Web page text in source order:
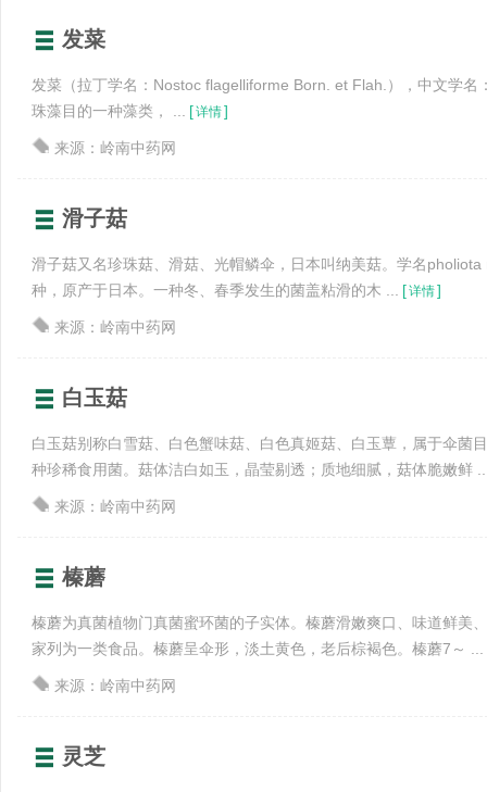
发菜
发菜（拉丁学名：Nostoc flagelliforme Born. et Flah.），中文学名
珠藻目的一种藻类， ... [详情]
来源：岭南中药网
滑子菇
滑子菇又名珍珠菇、滑菇、光帽鳞伞，日本叫纳美菇。学名
种，原产于日本。一种冬、春季发生的菌盖粘滑的木 ... [详情]
来源：岭南中药网
白玉菇
白玉菇别称白雪菇、白色蟹味菇、白色真姬菇、白玉蕈，属于伞菌
种珍稀食用菌。菇体洁白如玉，晶莹剔透；质地细腻，菇体脆嫩鲜
来源：岭南中药网
榛蘑
榛蘑为真菌植物门真菌蜜环菌的子实体。榛蘑滑嫩爽口、味道鲜美
家列为一类食品。榛蘑呈伞形，淡土黄色，老后棕褐色。榛蘑7～ ...
来源：岭南中药网
灵芝